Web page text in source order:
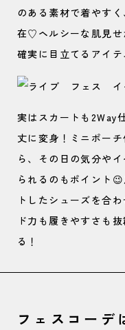
のある素材で着やす
在♡ヘルシーな肌見せ
確実に目立てるアイテ
実はスカートも2Way
丈に変身！ミニポー
ら、その日の気分や
られるのもポイント
トしたシューズを合
ド力も履きやすさも
る！
フェスコーデ